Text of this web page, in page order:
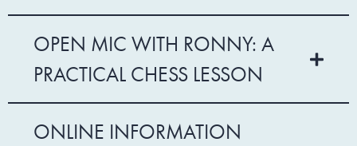
OPEN MIC WITH RONNY: A
PRACTICAL CHESS LESSON
ONLINE INFORMATION